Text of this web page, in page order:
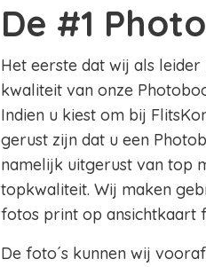
De #1
Het eerste dat wij als
kwaliteit van onze
Indien u kiest om bij
gerust zijn dat u een
namelijk uitgerust van top
topkwaliteit. Wij maken
fotos print op ansichtkaart
De foto´s kunnen wij